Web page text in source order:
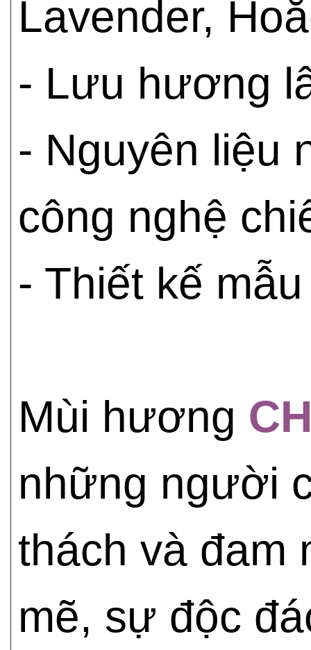
Lavender,
- Lưu hương
- Nguyên liệu
công nghệ
- Thiết kế
Mùi hương
những người
thách và đam
mẽ, sự độc